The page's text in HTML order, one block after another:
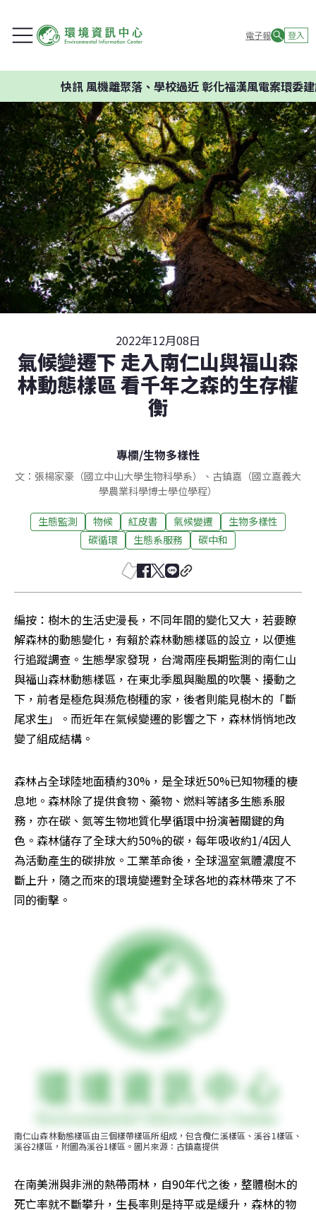
電子報 登入
風機離聚落、學校過近 彰化福漢風電案環委建議不應開發
2022年12月08日
氣候變遷下 走入南仁山與福山森
林動態樣區 看千年之森的生存權
衡
專欄/生物多樣性
文：張楊家豪（國立中山大學生物科學系）、古鎮嘉（國立嘉義大
學農業科學博士學位學程）
生態監測 物候 紅皮書 氣候變遷
生物多樣性
碳循環
生態系服務 碳中和
編按：樹木的生活史漫長，不同年間的變化又大，若要瞭
解森林的動態變化，有賴於森林動態樣區的設立，以便進
行追蹤調查。生態學家發現，台灣兩座長期監測的南仁山
與福山森林動態樣區，在東北季風與颱風的吹襲、擾動之
下，前者是極危與瀕危樹種的家，後者則能見樹木的「斷
尾求生」。而近年在氣候變遷的影響之下，森林悄悄地改
變了組成結構。
森林占全球陸地面積約30%，是全球近50%已知物種的棲
息地。森林除了提供食物、藥物、燃料等諸多生態系服
務，亦在碳、氮等生物地質化學循環中扮演著關鍵的角
色。森林儲存了全球大約50%的碳，每年吸收約1/4因人
為活動產生的碳排放。工業革命後，全球溫室氣體濃度不
斷上升，隨之而來的環境變遷對全球各地的森林帶來了不
同的衝擊。
南仁山森林動態樣區由三個樣帶樣區所組成，包含欖仁溪樣區、溪谷1樣區、
溪谷2樣區，附圖為溪谷1樣區。圖片來源：古鎮嘉提供
在南美洲與非洲的熱帶雨林，自90年代之後，整體樹木的
死亡率就不斷攀升，生長率則是持平或是緩升，森林的物